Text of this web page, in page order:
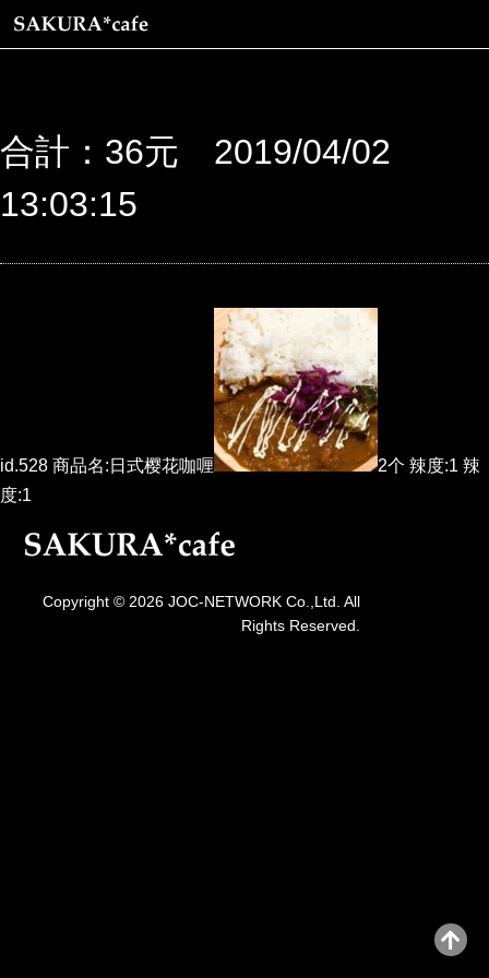
合計：36元 2019/04/02
13:03:15
id.528 商品名:日式樱花咖喱
2个 辣度:1 辣
度:1
Copyright © 2026 JOC-NETWORK Co.,Ltd. All
Rights Reserved.